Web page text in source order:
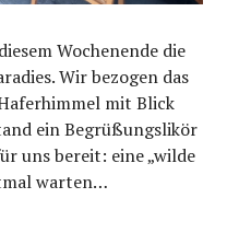
Wochenende die
Wir bezogen das
mit Blick
ein Begrüßungslikör
uns bereit: eine „wilde
warten…